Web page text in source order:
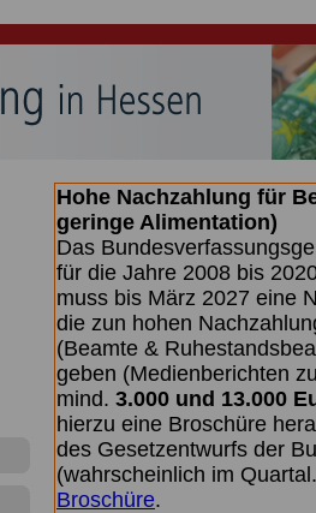
Hohe Nachzahlung für
geringe Alimentation)
Das
für die Jahre 2008 bis
muss bis März 2027 eine
die zun hohen
(Beamte &
geben (Medienberichten
mind. 3.000 und 13.000
hierzu eine Broschüre
des Gesetzentwurfs der
(wahrscheinlich im
Broschüre.